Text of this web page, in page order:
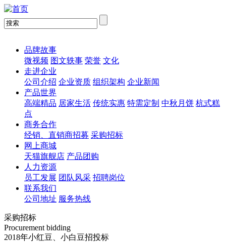
品牌故事
微视频 图文轶事 荣誉 文化
走进企业
公司介绍 企业资质 组织架构 企业新闻
产品世界
高端精品 居家生活 传统实惠 特需定制 中秋月饼 杭式糕
点
商务合作
经销、直销商招募 采购招标
网上商城
天猫旗舰店 产品团购
人力资源
员工发展 团队风采 招聘岗位
联系我们
公司地址 服务热线
采购招标
Procurement bidding
2018年小红豆、小白豆招投标